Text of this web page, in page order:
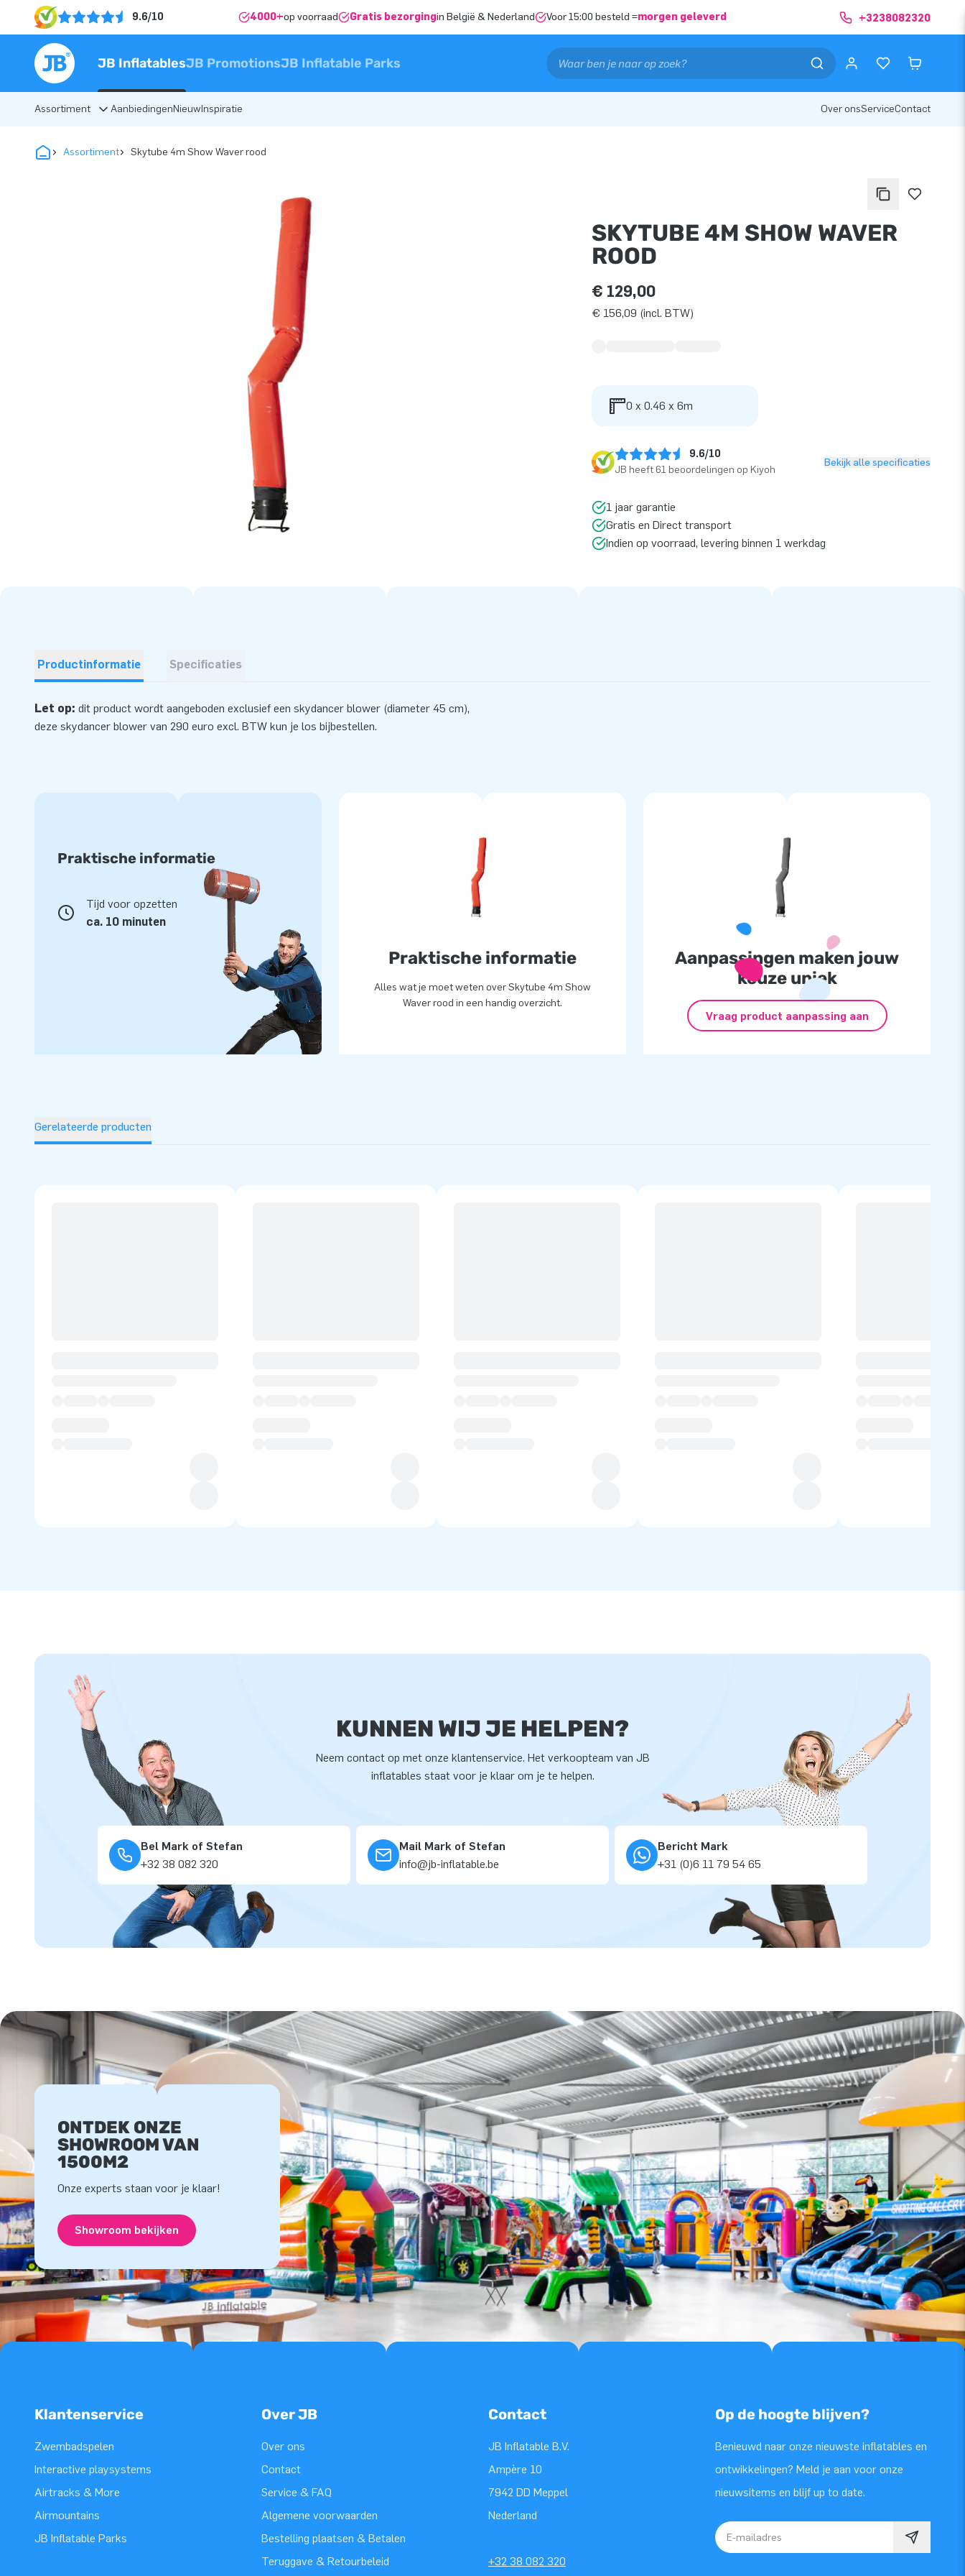
9.6/10 4000+op voorraad Gratis bezorgingin België & Nederland Voor 15:00 besteld =morgen geleverd +3238082320
JB InflatablesJB PromotionsJB Inflatable Parks
Assortiment AanbiedingenNieuwInspiratie Over onsServiceContact
Assortiment Skytube 4m Show Waver rood
SKYTUBE 4M SHOW WAVER
ROOD
€ 129,00
€ 156,09 (incl. BTW)
0 x 0.46 x 6m
9.6/10
JB heeft 61 beoordelingen op Kiyoh
Bekijk alle specificaties
1 jaar garantie
Gratis en Direct transport
Indien op voorraad, levering binnen 1 werkdag
Productinformatie Specificaties
Let op: dit product wordt aangeboden exclusief een skydancer blower (diameter 45 cm),
deze skydancer blower van 290 euro excl. BTW kun je los bijbestellen.
Praktische informatie
Tijd voor opzetten
ca. 10 minuten
Praktische informatie
Alles wat je moet weten over Skytube 4m Show
Waver rood in een handig overzicht.
Aanpassingen maken jouw
keuze uniek
Vraag product aanpassing aan
Gerelateerde producten
KUNNEN WIJ JE HELPEN?
Neem contact op met onze klantenservice. Het verkoopteam van JB
inflatables staat voor je klaar om je te helpen.
Bel Mark of Stefan
+32 38 082 320
Mail Mark of Stefan
info@jb-inflatable.be
Bericht Mark
+31 (0)6 11 79 54 65
ONTDEK ONZE
SHOWROOM VAN
1500M2
Onze experts staan voor je klaar!
Showroom bekijken
Klantenservice
Zwembadspelen
Interactive playsystems
Airtracks & More
Airmountains
JB Inflatable Parks
Over JB
Over ons
Contact
Service & FAQ
Algemene voorwaarden
Bestelling plaatsen & Betalen
Teruggave & Retourbeleid
Contact
JB Inflatable B.V.
Ampère 10
7942 DD Meppel
Nederland
+32 38 082 320
Op de hoogte blijven?
Benieuwd naar onze nieuwste inflatables en
ontwikkelingen? Meld je aan voor onze
nieuwsitems en blijf up to date.
E-mailadres